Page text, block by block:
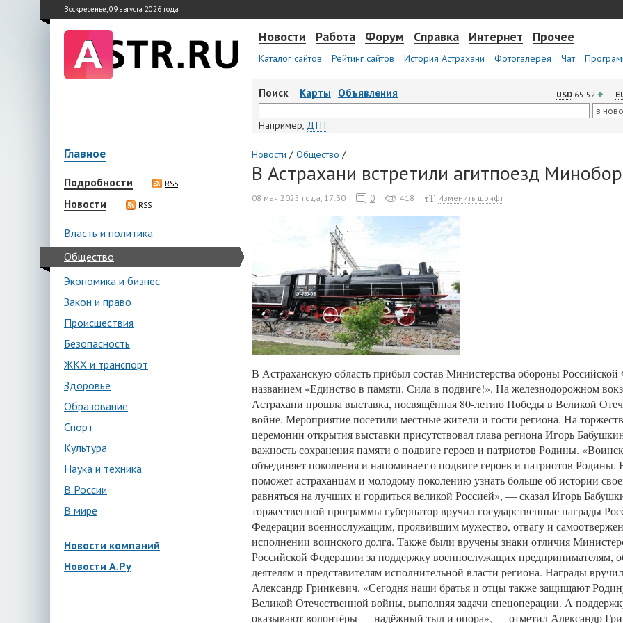
Воскресенье, 09 августа 2026 года
Новости Работа Форум Справка Интернет Прочее
Каталог сайтов Рейтинг сайтов История Астрахани Фотогалерея Чат
Поиск Карты Объявления USD 65.52
Например, ДТП
Главное
Подробности RSS
Новости RSS
Власть и политика
Общество
Экономика и бизнес
Закон и право
Происшествия
Безопасность
ЖКХ и транспорт
Здоровье
Образование
Спорт
Культура
Наука и техника
В России
В мире
Новости компаний
Новости А.Ру
Новости / Общество /
В Астрахани встретили агитпоезд
08 мая 2025 года, 17:30 0 418 Изменить шрифт
В Астраханскую область прибыл состав Министерства обороны
названием «Единство в памяти. Сила в подвиге!». На железнодорожном
Астрахани прошла выставка, посвящённая 80-летию Победы в Великой
войне. Мероприятие посетили местные жители и гости региона. На
церемонии открытия выставки присутствовал глава региона Игорь
важность сохранения памяти о подвиге героев и патриотов Родины.
объединяет поколения и напоминает о подвиге героев и патриотов Родины.
поможет астраханцам и молодому поколению узнать больше об истории
равняться на лучших и гордиться великой Россией», — сказал Игорь
торжественной программы губернатор вручил государственные награды
Федерации военнослужащим, проявившим мужество, отвагу и
исполнении воинского долга. Также были вручены знаки отличия
Российской Федерации за поддержку военнослужащих предпринимателям,
деятелям и представителям исполнительной власти региона. Награды
Александр Гринкевич. «Сегодня наши братья и отцы также защищают
Великой Отечественной войны, выполняя задачи спецоперации. А
оказывают волонтёры — надёжный тыл и опора», — отметил Александр